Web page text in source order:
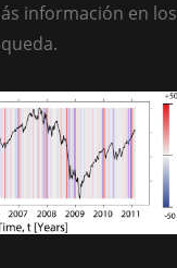
información en los